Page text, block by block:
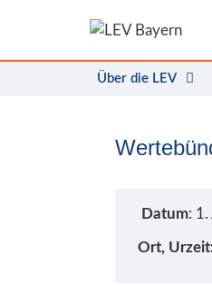
Über die LEV
Datum:
Ort,